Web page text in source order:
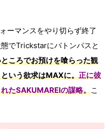
ーマンスをやり切らず終了
でTrickstarにバトンパスと
ころでお預けを喰らった観
いう欲求はMAXに。正に彼
たSAKUMAREIの謀略。こ